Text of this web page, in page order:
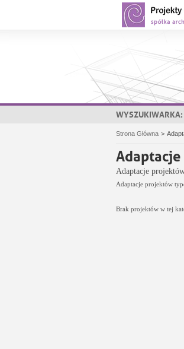
WYSZUKIWARKA:
Strona Główna >
Adaptacje
Adaptacje projektów
Brak projektów w tej